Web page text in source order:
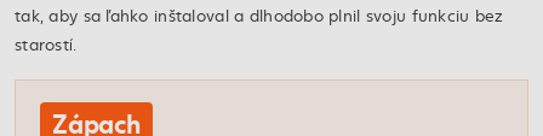
tak, aby sa ľahko inštaloval a dlhodobo plnil svoju funkciu bez
starostí.
Zápach